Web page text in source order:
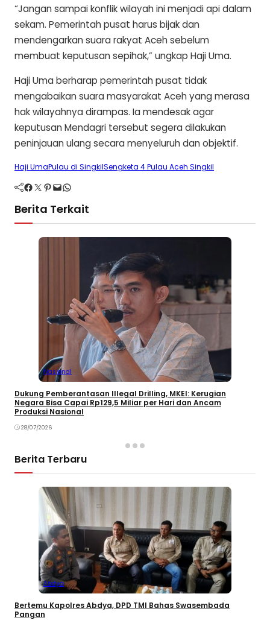
“Jangan sampai konflik wilayah ini menjadi api dalam
sekam. Pemerintah pusat harus bijak dan
mendengarkan suara rakyat Aceh sebelum
membuat keputusan sepihak,” ungkap Haji Uma.
Haji Uma berharap pemerintah pusat tidak
mengabaikan suara masyarakat Aceh yang merasa
hak wilayahnya dirampas. Ia mendesak agar
keputusan Mendagri tersebut segera dilakukan
peninjauan ulang secara menyeluruh dan objektif.
Haji UmaPulau di SingkilSengketa 4 Pulau Aceh Singkil
Facebook Twitter Pinterest Mail WhatsApp
Berita Terkait
Nasional
Dukung Pemberantasan Illegal Drilling, MKEI: Kerugian
Negara Bisa Capai Rp129,5 Miliar per Hari dan Ancam
Produksi Nasional
28/07/2026
Berita Terbaru
Abdya
Bertemu Kapolres Abdya, DPD TMI Bahas Swasembada
Pangan